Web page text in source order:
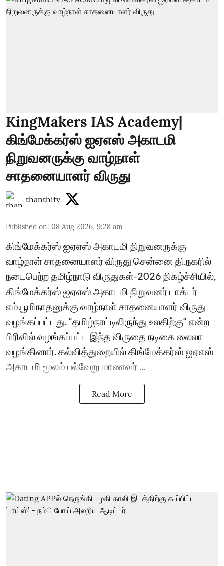
KingMakers IAS Academy|
கிங்மேக்கர்ஸ் ஐஏஎஸ் அகாடமி
நிறுவனருக்கு வாழ்நாள்
சாதனையாளர் விருது
thanthitv
Published on: 08 Aug 2026, 9:28 am
கிங்மேக்கர்ஸ் ஐஏஎஸ் அகாடமி நிறுவனருக்கு
வாழ்நாள் சாதனையாளர் விருது சென்னை தி.நகரில்
நடைபெற்ற தமிழ்நாடு விருதுகள்-2026 நிகழ்ச்சியில்,
கிங்மேக்கர்ஸ் ஐஏஎஸ் அகாடமி நிறுவனர் டாக்டர்
எம்.பூமிநாதனுக்கு வாழ்நாள் சாதனையாளர் விருது
வழங்கப்பட்டது. “தமிழ்நாட்டிலிருந்து உலகிற்கு“ என்ற
பிரிவில் வழங்கப்பட்ட இந்த விருதை நடிகை லைலா
வழங்கினார். கல்வித்துறையில் கிங்மேக்கர்ஸ் ஐஏஎஸ்
அகாடமி மூலம் பல்வேறு மாணவர் ...
Read More